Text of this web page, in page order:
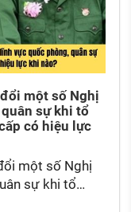
một số Nghị
sự khi tổ
có hiệu lực
một số Nghị
sự khi tổ
có hiệu lực khi